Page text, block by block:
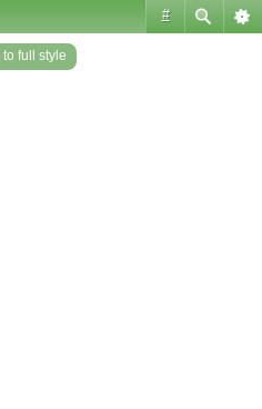
#
full style